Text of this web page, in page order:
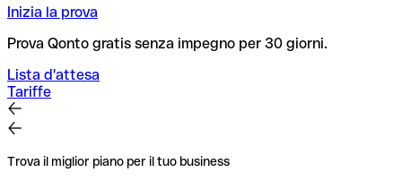
Inizia la prova
Prova Qonto gratis senza impegno per 30 giorni.
Lista d'attesa
Tariffe
Trova il miglior piano per il tuo business